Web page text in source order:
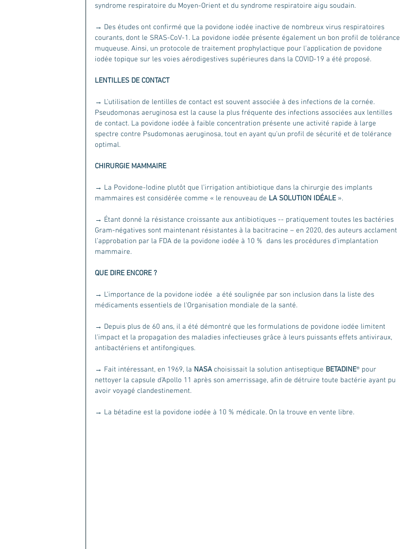
syndrome respiratoire du Moyen-Orient et du syndrome respiratoire aigu soudain.
→ Des études ont confirmé que la povidone iodée inactive de nombreux virus respiratoires
courants, dont le SRAS-CoV-1. La povidone iodée présente également un bon profil de tolérance
muqueuse. Ainsi, un protocole de traitement prophylactique pour l'application de povidone
iodée topique sur les voies aérodigestives supérieures dans la COVID-19 a été proposé.
LENTILLES DE CONTACT
→ L'utilisation de lentilles de contact est souvent associée à des infections de la cornée.
Pseudomonas aeruginosa est la cause la plus fréquente des infections associées aux lentilles
de contact. La povidone iodée à faible concentration présente une activité rapide à large
spectre contre Psudomonas aeruginosa, tout en ayant qu'un profil de sécurité et de tolérance
optimal.
CHIRURGIE MAMMAIRE
→ La Povidone-Iodine plutôt que l’irrigation antibiotique dans la chirurgie des implants
mammaires est considérée comme « le renouveau de LA SOLUTION IDÉALE ».
→ Étant donné la résistance croissante aux antibiotiques -- pratiquement toutes les bactéries
Gram-négatives sont maintenant résistantes à la bacitracine – en 2020, des auteurs acclament
l’approbation par la FDA de la povidone iodée à 10 %  dans les procédures d'implantation
mammaire.
QUE DIRE ENCORE ?
→ L'importance de la povidone iodée  a été soulignée par son inclusion dans la liste des
médicaments essentiels de l'Organisation mondiale de la santé.
→ Depuis plus de 60 ans, il a été démontré que les formulations de povidone iodée limitent
l'impact et la propagation des maladies infectieuses grâce à leurs puissants effets antiviraux,
antibactériens et antifongiques.
→ Fait intéressant, en 1969, la NASA choisissait la solution antiseptique BETADINE® pour
nettoyer la capsule d’Apollo 11 après son amerrissage, afin de détruire toute bactérie ayant pu
avoir voyagé clandestinement.
→ La bétadine est la povidone iodée à 10 % médicale. On la trouve en vente libre.